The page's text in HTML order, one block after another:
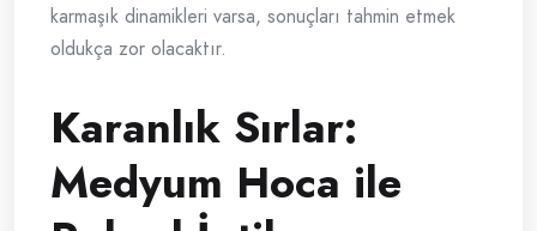
karmaşık dinamikleri varsa, sonuçları tahmin etmek
oldukça zor olacaktır.
Karanlık Sırlar:
Medyum Hoca ile